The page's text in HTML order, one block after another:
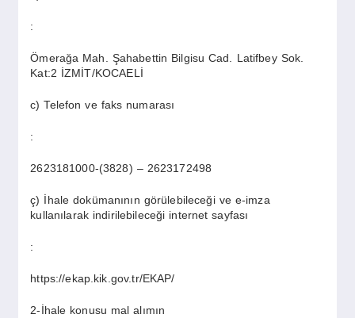
:
Ömerağa Mah. Şahabettin Bilgisu Cad. Latifbey Sok.
Kat:2 İZMİT/KOCAELİ
c) Telefon ve faks numarası
:
2623181000-(3828) – 2623172498
ç) İhale dokümanının görülebileceği ve e-imza
kullanılarak indirilebileceği internet sayfası
:
https://ekap.kik.gov.tr/EKAP/
2-İhale konusu mal alımın